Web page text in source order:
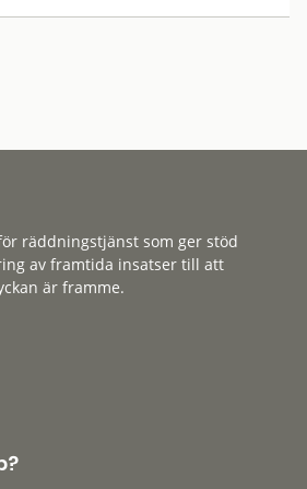
räddningstjänst som ger stöd
av framtida insatser till att
är framme.